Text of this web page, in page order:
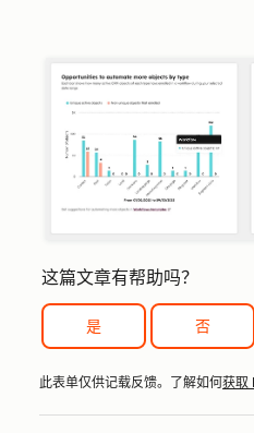
这篇文章有帮助吗？
是 否
此表单仅供记载反馈。了解如何 获取